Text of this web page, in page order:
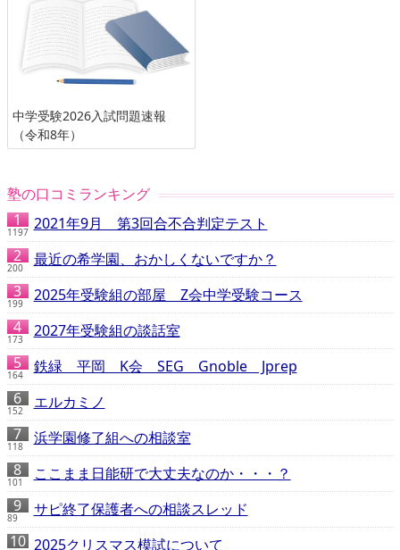
中学受験2026入試問題速報
（令和8年）
塾の口コミランキング
1197 2021年9月 第3回合不合判定テスト
200 最近の希学園、おかしくないですか？
199 2025年受験組の部屋 Z会中学受験コース
173 2027年受験組の談話室
164 鉄緑 平岡 K会 SEG Gnoble Jprep
152 エルカミノ
118 浜学園修了組への相談室
101 ここまま日能研で大丈夫なのか・・・？
89 サピ終了保護者への相談スレッド
2025クリスマス模試について